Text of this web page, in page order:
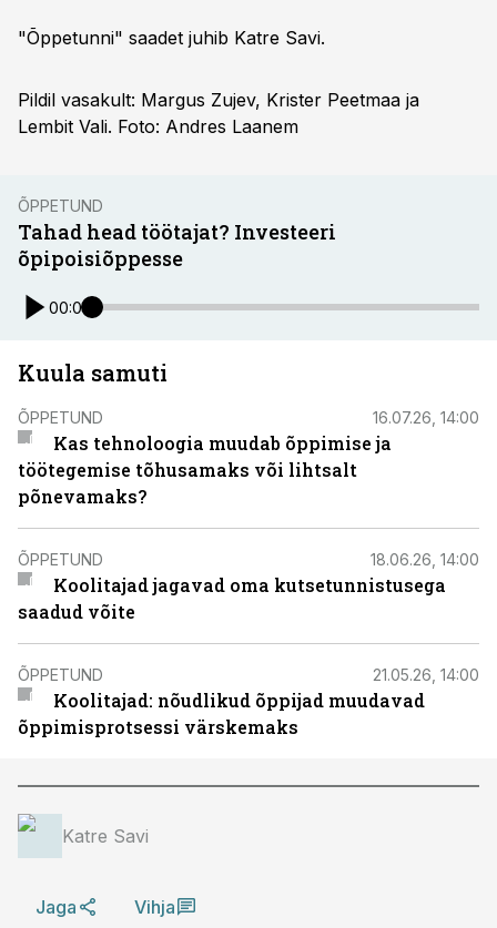
"Õppetunni" saadet juhib Katre Savi.
Pildil vasakult: Margus Zujev, Krister Peetmaa ja
Lembit Vali. Foto: Andres Laanem
ÕPPETUND
Tahad head töötajat? Investeeri
õpipoisiõppesse
00:00
Kuula samuti
ÕPPETUND 16.07.26, 14:00
Kas tehnoloogia muudab õppimise ja
töötegemise tõhusamaks või lihtsalt
põnevamaks?
ÕPPETUND 18.06.26, 14:00
Koolitajad jagavad oma kutsetunnistusega
saadud võite
ÕPPETUND 21.05.26, 14:00
Koolitajad: nõudlikud õppijad muudavad
õppimisprotsessi värskemaks
Katre Savi
Jaga Vihja